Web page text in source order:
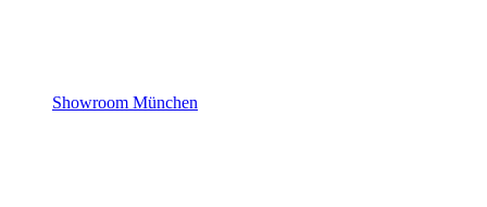
Showroom München